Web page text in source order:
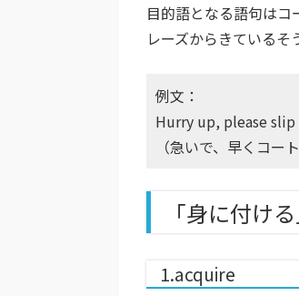
目的語となる語句は
レーズからきているそ
例文：
Hurry up, please
（急いで、早くコー
「身に付け
1.acquire